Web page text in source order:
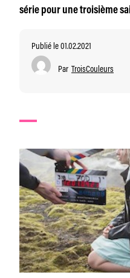
série pour une troisième
Publié le 01.02.2021
Par TroisCouleurs